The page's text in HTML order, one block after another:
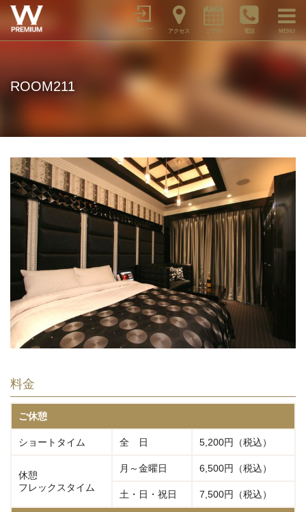
メンバー アクセス 電話 MENU
ROOM211
料金
ご休憩
ショートタイム 全 日 5,200円（税込）
休憩
フレックスタイム
月～金曜日 6,500円（税込）
土・日・祝日 7,500円（税込）